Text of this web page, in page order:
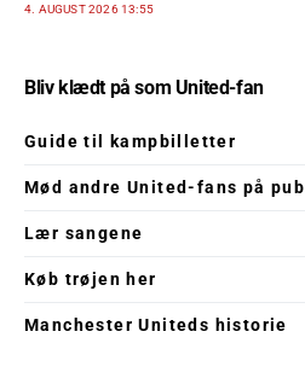
4. AUGUST 2026 13:55
Bliv klædt på som United-fan
Guide til kampbilletter
Mød andre United-fans på pub
Lær sangene
Køb trøjen her
Manchester Uniteds historie